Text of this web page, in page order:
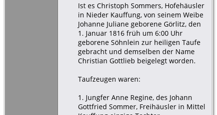
Ist es Christoph Sommers, Hofehäusler
in Nieder Kauffung, von seinem Weibe
Johanne Juliane geborene Görlitz, den
1. Januar 1816 früh um 6:00 Uhr
geborene Söhnlein zur heiligen Taufe
gebracht und demselben der Name
Christian Gottlieb beigelegt worden.
Taufzeugen waren:
1. Jungfer Anne Regine, des Johann
Gottfried Sommer, Freihäusler in Mittel